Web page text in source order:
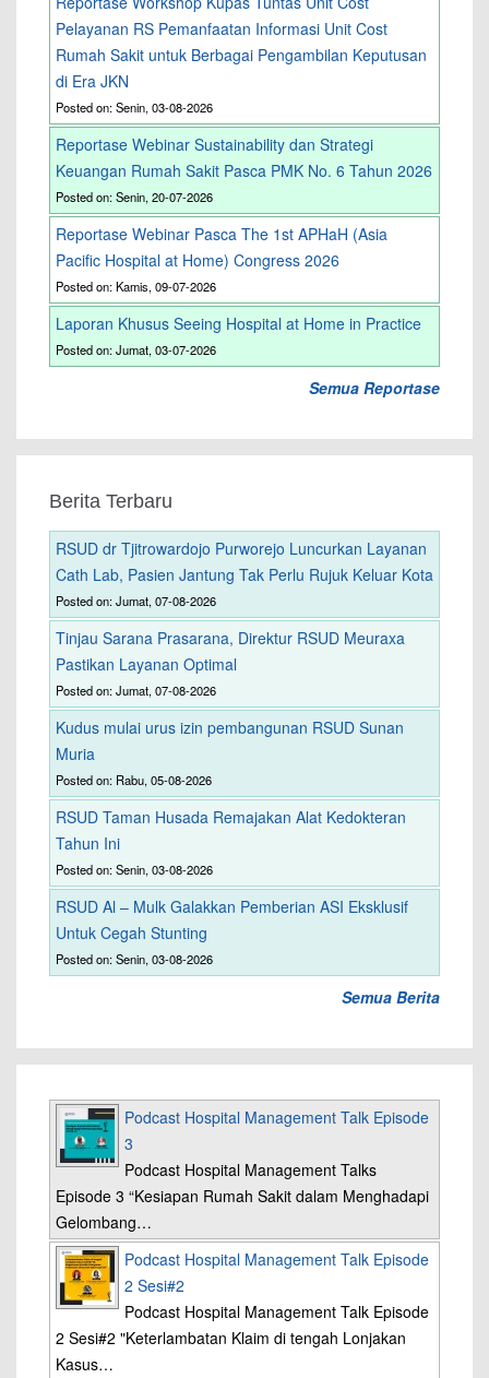
Pelayanan RS Pemanfaatan Informasi Unit Cost
Rumah Sakit untuk Berbagai Pengambilan Keputusan
di Era JKN
Posted on: Senin, 03-08-2026
Reportase Webinar Sustainability dan Strategi
Keuangan Rumah Sakit Pasca PMK No. 6 Tahun 2026
Posted on: Senin, 20-07-2026
Reportase Webinar Pasca The 1st APHaH (Asia
Pacific Hospital at Home) Congress 2026
Posted on: Kamis, 09-07-2026
Laporan Khusus Seeing Hospital at Home in Practice
Posted on: Jumat, 03-07-2026
Semua Reportase
Berita Terbaru
RSUD dr Tjitrowardojo Purworejo Luncurkan Layanan
Cath Lab, Pasien Jantung Tak Perlu Rujuk Keluar Kota
Posted on: Jumat, 07-08-2026
Tinjau Sarana Prasarana, Direktur RSUD Meuraxa
Pastikan Layanan Optimal
Posted on: Jumat, 07-08-2026
Kudus mulai urus izin pembangunan RSUD Sunan
Muria
Posted on: Rabu, 05-08-2026
RSUD Taman Husada Remajakan Alat Kedokteran
Tahun Ini
Posted on: Senin, 03-08-2026
RSUD Al – Mulk Galakkan Pemberian ASI Eksklusif
Untuk Cegah Stunting
Posted on: Senin, 03-08-2026
Semua Berita
Podcast Hospital Management Talk Episode
3
Podcast Hospital Management Talks
Episode 3 “Kesiapan Rumah Sakit dalam Menghadapi
Gelombang…
Podcast Hospital Management Talk Episode
2 Sesi#2
Podcast Hospital Management Talk Episode
2 Sesi#2 "Keterlambatan Klaim di tengah Lonjakan
Kasus…